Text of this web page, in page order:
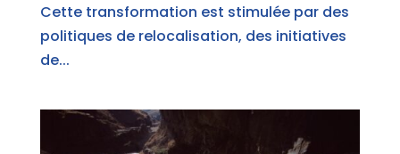
Cette transformation est stimulée par des
politiques de relocalisation, des initiatives
de...